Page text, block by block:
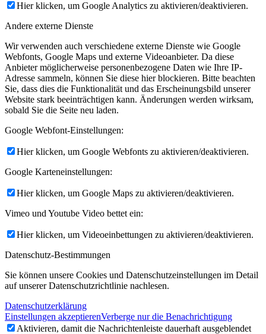
Hier klicken, um Google Analytics zu aktivieren/deaktivieren.
Andere externe Dienste
Wir verwenden auch verschiedene externe Dienste wie Google
Webfonts, Google Maps und externe Videoanbieter. Da diese
Anbieter möglicherweise personenbezogene Daten wie Ihre IP-
Adresse sammeln, können Sie diese hier blockieren. Bitte beachten
Sie, dass dies die Funktionalität und das Erscheinungsbild unserer
Website stark beeinträchtigen kann. Änderungen werden wirksam,
sobald Sie die Seite neu laden.
Google Webfont-Einstellungen:
Hier klicken, um Google Webfonts zu aktivieren/deaktivieren.
Google Karteneinstellungen:
Hier klicken, um Google Maps zu aktivieren/deaktivieren.
Vimeo und Youtube Video bettet ein:
Hier klicken, um Videoeinbettungen zu aktivieren/deaktivieren.
Datenschutz-Bestimmungen
Sie können unsere Cookies und Datenschutzeinstellungen im Detail
auf unserer Datenschutzrichtlinie nachlesen.
Datenschutzerklärung
Einstellungen akzeptierenVerberge nur die Benachrichtigung
Aktivieren, damit die Nachrichtenleiste dauerhaft ausgeblendet